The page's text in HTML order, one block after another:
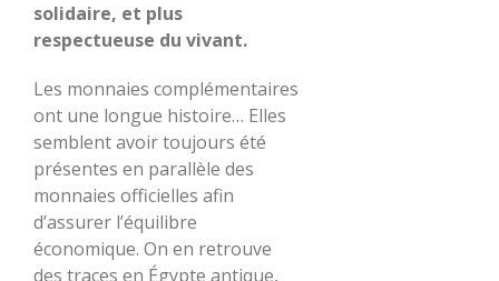
solidaire, et plus
respectueuse du vivant.
Les monnaies complémentaires
ont une longue histoire… Elles
semblent avoir toujours été
présentes en parallèle des
monnaies officielles afin
d’assurer l’équilibre
économique. On en retrouve
des traces en Égypte antique,